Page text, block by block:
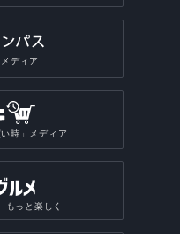
ディア
時」メディア
もっと楽しく